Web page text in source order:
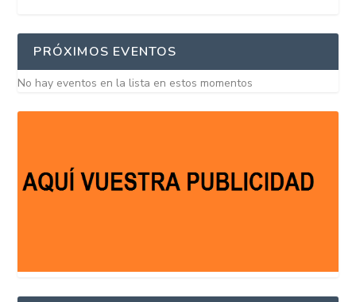
PRÓXIMOS EVENTOS
No hay eventos en la lista en estos momentos